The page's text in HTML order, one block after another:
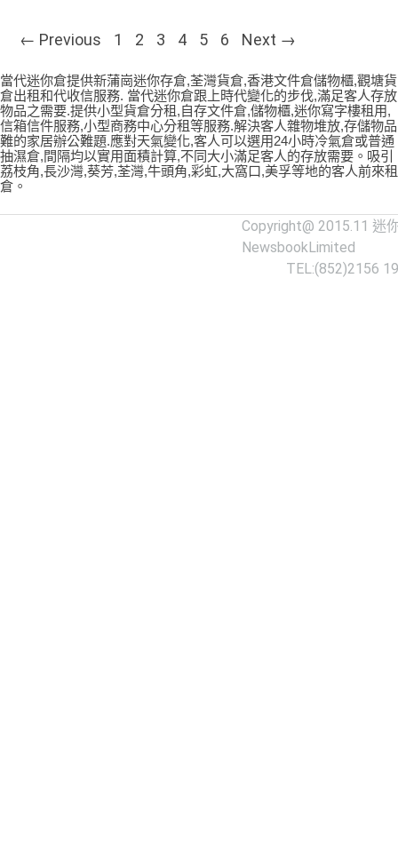
Posts navigation
← Previous 1 2 3 4 5 6 Next →
當代迷你倉提供新蒲崗迷你存倉,荃灣貨倉,香港文件倉儲物櫃,觀塘貨
倉出租和代收信服務. 當代迷你倉跟上時代變化的步伐,滿足客人存放
物品之需要.提供小型貨倉分租,自存文件倉,儲物櫃,迷你寫字樓租用,
信箱信件服務,小型商務中心分租等服務.解決客人雜物堆放,存儲物品
難的家居辦公難題.應對天氣變化,客人可以選用24小時冷氣倉或普通
抽濕倉,間隔均以實用面積計算,不同大小滿足客人的存放需要。吸引
荔枝角,長沙灣,葵芳,荃灣,牛頭角,彩虹,大窩口,美孚等地的客人前來租
倉。
Copyright@ 2015.11迷
NewsbookLimited
TEL:(852)2156